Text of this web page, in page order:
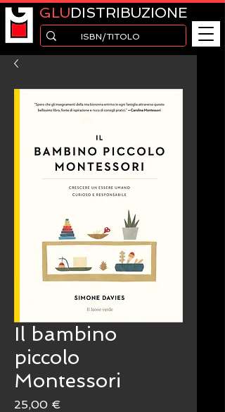
GLUDISTRIBUZIONE
Il bambino
piccolo
Montessori
25,00 €